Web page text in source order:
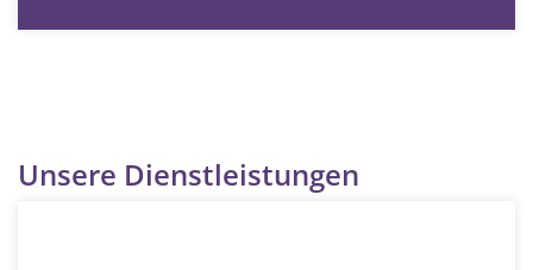
Unsere Dienstleistungen